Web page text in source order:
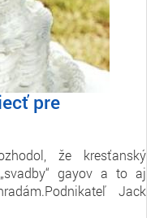
pre
že kresťanský
gayov a to aj
Jack